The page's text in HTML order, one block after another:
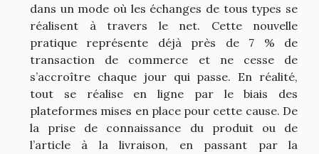
dans un mode où les échanges de tous types se
réalisent à travers le net. Cette nouvelle
pratique représente déjà près de 7 % de
transaction de commerce et ne cesse de
s’accroître chaque jour qui passe. En réalité,
tout se réalise en ligne par le biais des
plateformes mises en place pour cette cause. De
la prise de connaissance du produit ou de
l’article à la livraison, en passant par la